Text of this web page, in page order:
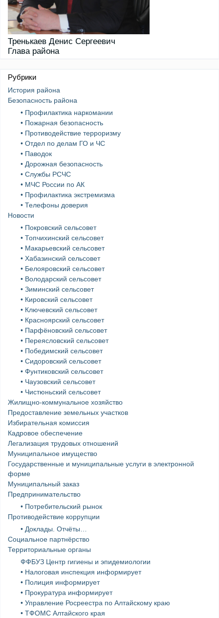
Тренькаев Денис Сергеевич
Глава района
Рубрики
История района
Безопасность района
• Профилактика наркомании
• Пожарная безопасность
• Противодействие терроризму
• Отдел по делам ГО и ЧС
• Паводок
• Дорожная безопасность
• Службы РСЧС
• МЧС России по АК
• Профилактика экстремизма
• Телефоны доверия
Новости
• Покровский сельсовет
• Топчихинский сельсовет
• Макарьевский сельсовет
• Хабазинский сельсовет
• Белояровский сельсовет
• Володарский сельсовет
• Зиминский сельсовет
• Кировский сельсовет
• Ключевский сельсовет
• Красноярский сельсовет
• Парфёновский сельсовет
• Переясловский сельсовет
• Победимский сельсовет
• Сидоровский сельсовет
• Фунтиковский сельсовет
• Чаузовский сельсовет
• Чистюньский сельсовет
Жилищно-коммунальное хозяйство
Предоставление земельных участков
Избирательная комиссия
Кадровое обеспечение
Легализация трудовых отношений
Муниципальное имущество
Государственные и муниципальные услуги в электронной
форме
Муниципальный заказ
Предпринимательство
• Потребительский рынок
Противодействие коррупции
• Доклады. Отчёты…
Социальное партнёрство
Территориальные органы
ФФБУЗ Центр гигиены и эпидемиологии
• Налоговая инспекция информирует
• Полиция информирует
• Прокуратура информирует
• Управление Росреестра по Алтайскому краю
• ТФОМС Алтайского края